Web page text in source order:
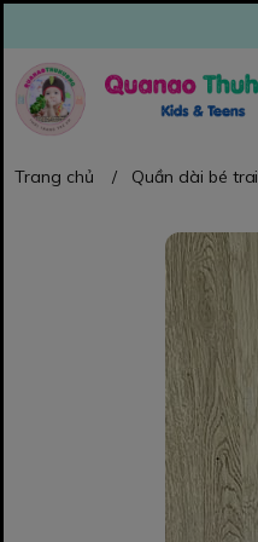
Trang chủ / Quần dài bé trai